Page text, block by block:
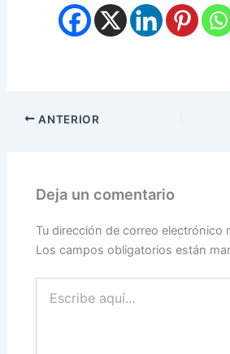
ANTERIOR
Deja un comentario
Tu dirección de correo electrónico
Los campos obligatorios están
aquí...